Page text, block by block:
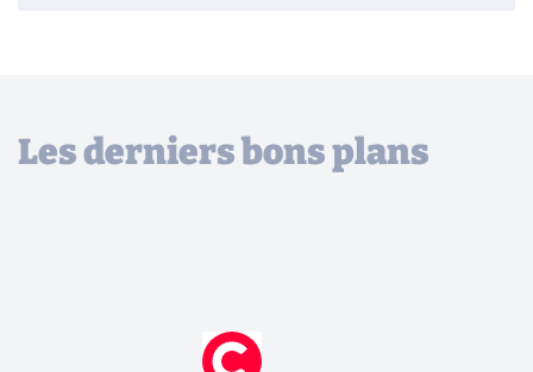
Les derniers bons plans